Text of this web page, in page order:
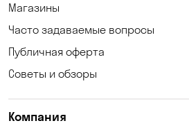
Магазины
Часто задаваемые вопросы
Публичная оферта
Советы и обзоры
Компания